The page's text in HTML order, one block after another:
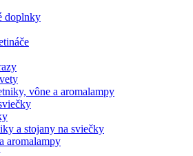
doplnky
vône a aromalampy
a stojany na sviečky
aromalampy